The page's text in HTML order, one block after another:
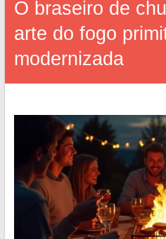
O braseiro de
arte do fogo
modernizada